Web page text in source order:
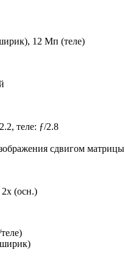
12 Мп (теле)
теле: ƒ/2.8
сдвигом
2x (осн.)